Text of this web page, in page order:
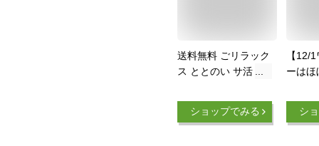
送料無料 ごリラック
ス ととのい サ活 バ
スパバッグ 温泉バッ
グ メッシュ お風呂
ショップでみる
【12/
ーはほ
nahe
バッ
シ